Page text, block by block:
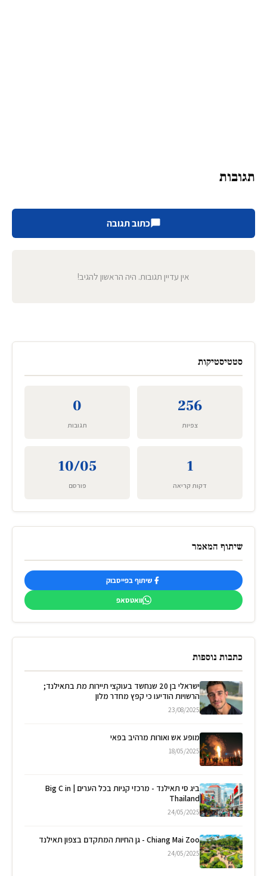
תגובות
כתוב תגובה
אין עדיין תגובות. היה הראשון להגיב!
סטטיסטיקות
256
צפיות
0
תגובות
1
דקות קריאה
10/05
פורסם
שיתוף המאמר
שיתוף בפייסבוק
וואטסאפ
כתבות נוספות
ישראלי בן 20 שנחשד בעוקצי תיירות מת בתאילנד;
הרשויות הודיעו כי קפץ מחדר מלון
23/08/2025
מופע אש ואורות מרהיב בפאי
18/05/2025
ביג סי תאילנד - מרכזי קניות בכל הערים | Big C in
Thailand
24/05/2025
Chiang Mai Zoo - גן החיות המתקדם בצפון תאילנד
24/05/2025